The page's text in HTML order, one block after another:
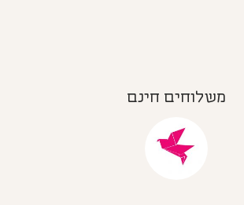
משלוחים חינם